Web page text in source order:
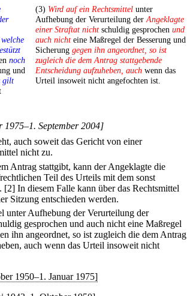
noch
und
gilt
(3) Wird auf ein Rechtsmittel unter
Aufhebung der Verurteilung derAngeklagte
einer Straftat nicht schuldig gesprochen und
auch nicht eine Maßregel der Besserung und
Sicherung gegen ihn angeordnet, so ist
zugleich die dem Antrag stattgebende
Entscheidung aufzuheben, auch wenn das
Urteil insoweit nicht angefochten ist.
1975–1. September 2004]
auch soweit das Gericht von einer
nicht zu.
Antrag stattgibt, kann der Angeklagte die
Teil des Urteils mit dem sonst
[2] In diesem Falle kann über das Rechtsmittel
Sitzung entschieden werden.
unter Aufhebung der Verurteilung der
gesprochen und auch nicht eine Maßregel
ihn angeordnet, so ist zugleich die dem Antrag
auch wenn das Urteil insoweit nicht
1950–1. Januar 1975]